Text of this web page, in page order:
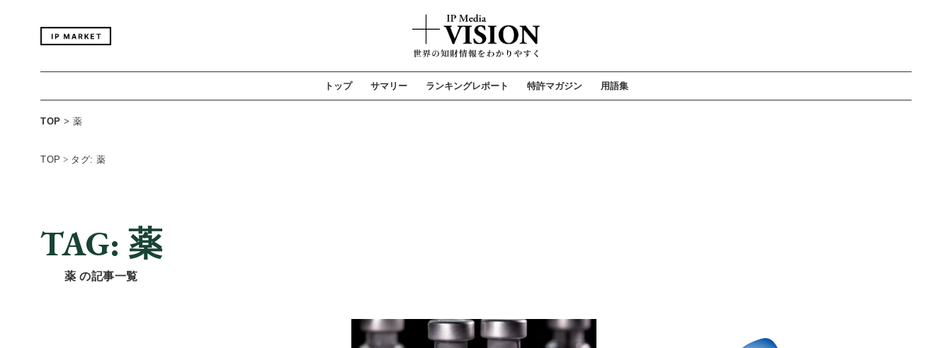
トップ サマリー ランキングレポート 特許マガジン 用語集
TOP > 薬
TOP > タグ: 薬
TAG: 薬
薬 の記事一覧